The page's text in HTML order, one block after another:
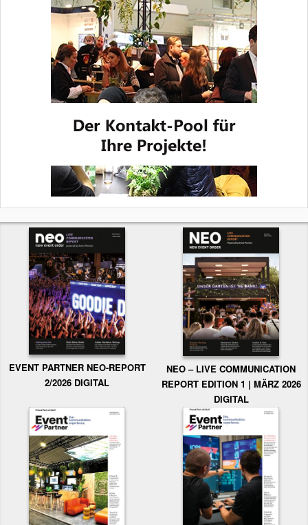
EVENT PARTNER NEO-REPORT
2/2026 DIGITAL
NEO – LIVE COMMUNICATION
REPORT EDITION 1 | MÄRZ 2026
DIGITAL